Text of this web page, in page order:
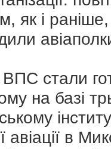
як і
стали
на базі
авіації в